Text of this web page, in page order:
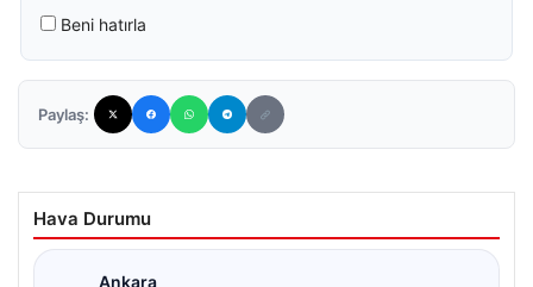
Beni hatırla
Paylaş:
Hava Durumu
Ankara